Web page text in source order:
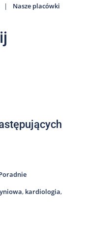
Nasze placówki
, kardiologia,